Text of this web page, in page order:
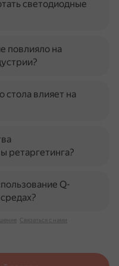
светодиодные
повлияло на
стола влияет на
ретаргетинга?
Q-
Связаться с нами